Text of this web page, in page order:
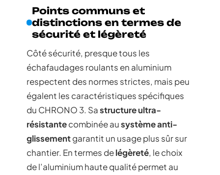
Points communs et
distinctions en termes de
sécurité et légèreté
Côté sécurité, presque tous les
échafaudages roulants en aluminium
respectent des normes strictes, mais peu
égalent les caractéristiques spécifiques
du CHRONO 3. Sastructure ultra-
résistantecombinée ausystème anti-
glissementgarantit un usage plus sûr sur
chantier. En termes delégèreté, le choix
de l’aluminium haute qualité permet au